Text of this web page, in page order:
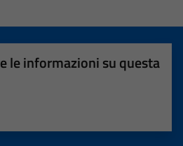
le informazioni su questa
stelle su 5
su 5
5